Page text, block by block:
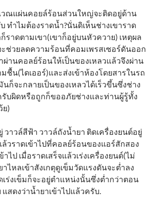
วณแผ่นคอยล์ร้อนส่วนใหญ่จะติดอยู่ด้าน
ทำไมต้องราดน้ำ?นั่นดิเห็นช่างเขาราด
ราดตามเขา(เขาก็อยู่บนหัวควาย) เหตุผล
ะช่วยลดความร้อนที่คอมเพรสเซอร์ดันออก
านคอลย์ร้อนให้เป็นของเหลวแล้วจึงผ่าน
ชื้น(ไดเออร์)และส่งเข้าห้องโดยสารในรถ
นก็จะกลายเป็นของเหลวได้เร็วขึ้นซึ่งช่าง
รับผิดหรือถูกก็ขออภัยช่างและท่านผู้รู้ทั้ง
ย)
วาวล์สีฟ้า วาวล์ถังน้ำยา ติดเครื่องยนต์อยู่
ล้วราดเข้าไปที่คอลย์ร้อนของแอร์สักสอง
ไป เมื่อราดเสร็จแล้วเร่งเครื่องยนต์(ไม่
าไหลเข้าสังเกตุดูเข็มวัดแรงดันจะต่ำลง
เร่งเข็มก็จะอยู่ตำแหน่งนั้นซึ่งต่ำกว่าตอน
สดงว่าน้ำยาเข้าไปแล้วครับ.